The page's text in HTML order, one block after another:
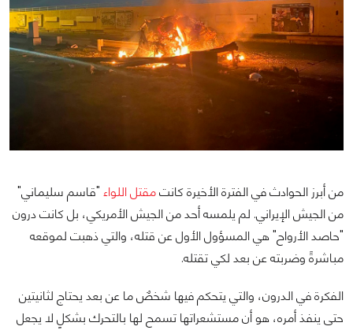
من أبرز الحوادث في الفترة الأخيرة كانتمقتل اللواء "قاسم سليماني"
من الجيش الإيراني. لم يلمسه أحد من الجيش الأمريكي، بل كانت درون
"حاصد الأرواح" هي المسؤول الأول عن قتله، والتي ذهبت لموقعه
مباشرةً وضربته عن بعد لكي تقتله.
الفكرة في الدرون، والتي يتحكم فيها شخصٌ ما عن بعد يحتاج لثانيتين
حتى ينفذ أمره، هو أن مستشعراتها تسمح لها بالتحرك بشكلٍ لا يجعل